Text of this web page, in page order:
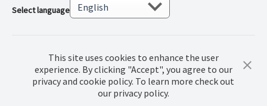
© 2022 Norwex Baltic SIA, Visos teisės saugomos
Select language
This site uses cookies to enhance the user
experience. By clicking "Accept", you agree to our
privacy and cookie policy. To learn more check out
our privacy policy.